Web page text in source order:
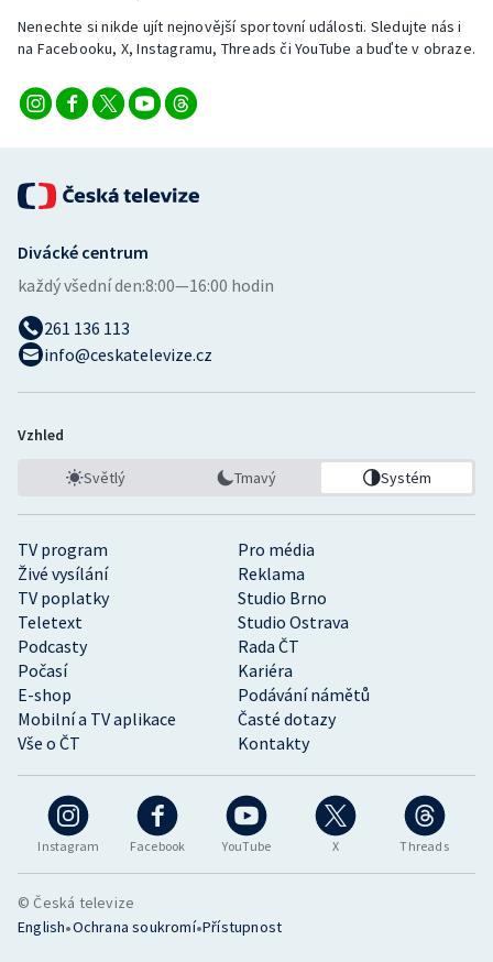
Nenechte si nikde ujít nejnovější sportovní události. Sledujte nás i
na Facebooku, X, Instagramu, Threads či YouTube a buďte v obraze.
Instagram Facebook YouTube X Threads
TV program
Pro média
Živé vysílání
Reklama
TV poplatky
Studio Brno
Teletext
Studio Ostrava
Podcasty
Rada ČT
Počasí
Kariéra
E-shop
Podávání námětů
Mobilní a TV aplikace
Časté dotazy
Vše o ČT
Kontakty
Divácké centrum
každý všední den:8:00—16:00 hodin
261 136 113
info@ceskatelevize.cz
Vzhled
Světlý Tmavý Systém
© Česká televize
English•Ochrana soukromí•Přístupnost